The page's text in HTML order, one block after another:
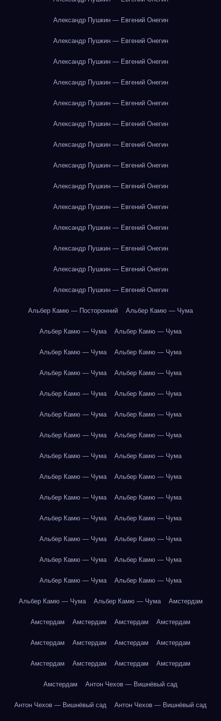
Александр Пушкин — Евгений Онегин
Александр Пушкин — Евгений Онегин
Александр Пушкин — Евгений Онегин
Александр Пушкин — Евгений Онегин
Александр Пушкин — Евгений Онегин
Александр Пушкин — Евгений Онегин
Александр Пушкин — Евгений Онегин
Александр Пушкин — Евгений Онегин
Александр Пушкин — Евгений Онегин
Александр Пушкин — Евгений Онегин
Александр Пушкин — Евгений Онегин
Александр Пушкин — Евгений Онегин
Александр Пушкин — Евгений Онегин
Александр Пушкин — Евгений Онегин
Альбер Камю — Посторонний Альбер Камю — Чума
Альбер Камю — Чума Альбер Камю — Чума
Альбер Камю — Чума Альбер Камю — Чума
Альбер Камю — Чума Альбер Камю — Чума
Альбер Камю — Чума Альбер Камю — Чума
Альбер Камю — Чума Альбер Камю — Чума
Альбер Камю — Чума Альбер Камю — Чума
Альбер Камю — Чума Альбер Камю — Чума
Альбер Камю — Чума Альбер Камю — Чума
Альбер Камю — Чума Альбер Камю — Чума
Альбер Камю — Чума Альбер Камю — Чума
Альбер Камю — Чума Альбер Камю — Чума
Альбер Камю — Чума Альбер Камю — Чума
Альбер Камю — Чума Альбер Камю — Чума
Альбер Камю — Чума Альбер Камю — Чума Амстердам
Амстердам Амстердам Амстердам Амстердам
Амстердам Амстердам Амстердам Амстердам
Амстердам Амстердам Амстердам Амстердам
Амстердам Антон Чехов — Вишнёвый сад
Антон Чехов — Вишнёвый сад Антон Чехов — Вишнёвый сад